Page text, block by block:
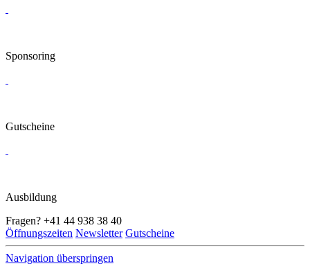
Sponsoring
Gutscheine
Ausbildung
Fragen? +41 44 938 38 40
Öffnungszeiten Newsletter Gutscheine
Navigation überspringen